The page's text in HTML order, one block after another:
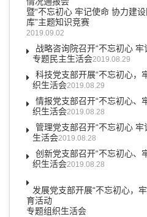
暨“不忘初心 牢记使命 协力建
库”主题知识竞赛
2019.09.02
战略咨询院召开“不忘初心 牢
专题民主生活会2019.08.29
科技党支部开展“不忘初心，
织生活会2019.08.29
情报党支部召开“不忘初心、
织生活会2019.08.28
管理党支部召开“不忘初心 牢
生活会2019.08.28
创新党支部召开“不忘初心、
织生活会2019.08.28
发展党支部开展“不忘初心，
育活动
专题组织生活会